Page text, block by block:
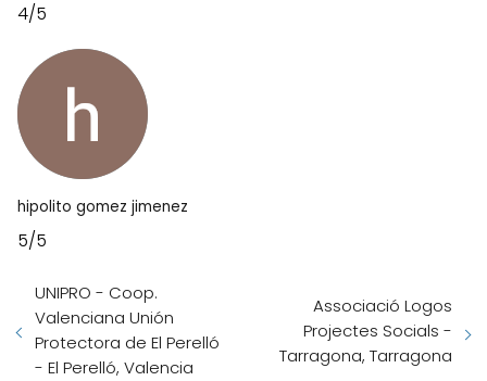
4/5
hipolito gomez jimenez
5/5
UNIPRO - Coop.
Valenciana Unión
Protectora de El Perelló
- El Perelló, Valencia
Associació Logos
Projectes Socials -
Tarragona, Tarragona